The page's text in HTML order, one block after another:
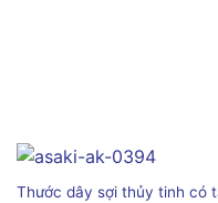
Thước dây sợi thủy tinh có